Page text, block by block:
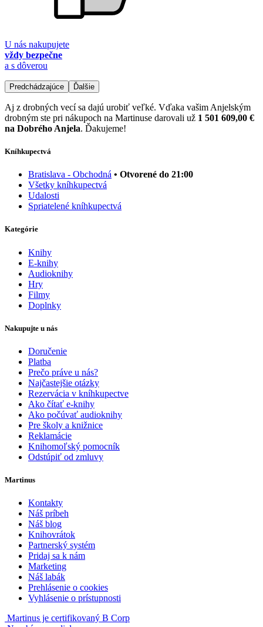
U nás nakupujete
vždy bezpečne
a s dôverou
Predchádzajúce Ďalšie
Aj z drobných vecí sa dajú urobiť veľké. Vďaka vašim Anjelským
drobným ste pri nákupoch na Martinuse darovali už 1 501 609,00 €
na Dobrého Anjela. Ďakujeme!
Kníhkupectvá
Bratislava - Obchodná • Otvorené do 21:00
Všetky kníhkupectvá
Udalosti
Spriatelené kníhkupectvá
Kategórie
Knihy
E-knihy
Audioknihy
Hry
Filmy
Doplnky
Nakupujte u nás
Doručenie
Platba
Prečo práve u nás?
Najčastejšie otázky
Rezervácia v kníhkupectve
Ako čítať e-knihy
Ako počúvať audioknihy
Pre školy a knižnice
Reklamácie
Knihomoľský pomocník
Odstúpiť od zmluvy
Martinus
Kontakty
Náš príbeh
Náš blog
Knihovrátok
Partnerský systém
Pridaj sa k nám
Marketing
Náš labák
Prehlásenie o cookies
Vyhlásenie o prístupnosti
Martinus je certifikovaný B Corp